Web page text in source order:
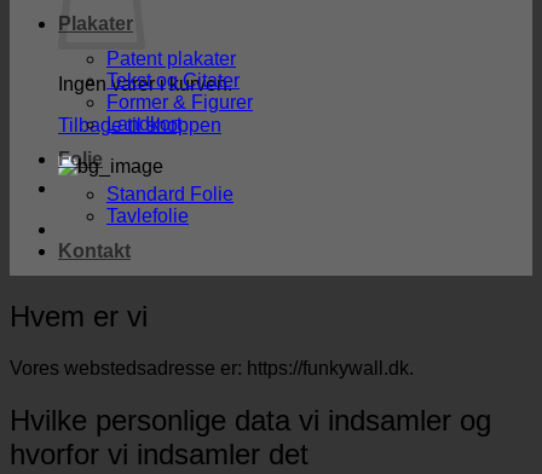
Ingen varer i kurven.
Tilbage til shoppen
Plakater
Patent plakater
Tekst og Citater
Former & Figurer
Landkort
Folie
Standard Folie
Tavlefolie
Kontakt
Hvem er vi
Vores webstedsadresse er: https://funkywall.dk.
Hvilke personlige data vi indsamler og
hvorfor vi indsamler det